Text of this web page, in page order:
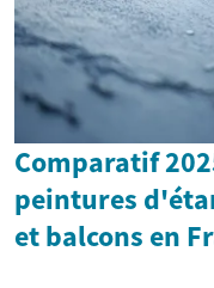
Comparatif
peintures
et balcons en